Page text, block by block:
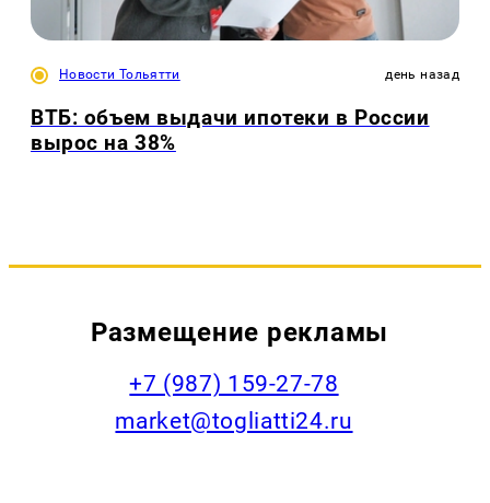
Новости Тольятти день назад
ВТБ: объем выдачи ипотеки в России
вырос на 38%
Размещение рекламы
+7 (987) 159-27-78
market@togliatti24.ru